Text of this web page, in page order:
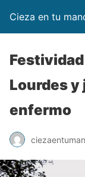
Cieza en tu
Lourdes y
enfermo